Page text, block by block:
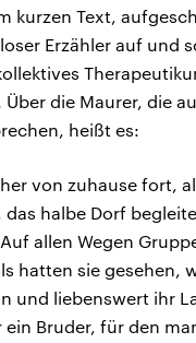
kurzen Text,
Erzähler auf und
die Maurer, die
heißt es:
von zuhause fort,
das halbe Dorf
allen Wegen
hatten sie gesehen,
und liebenswert ihr
ein Bruder, für den